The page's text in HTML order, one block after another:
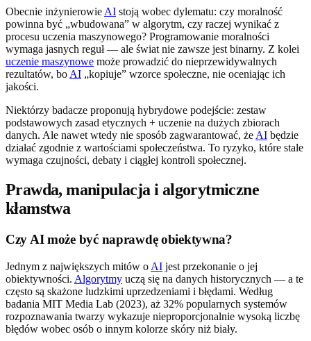
Obecnie inżynierowie AI stoją wobec dylematu: czy moralność
powinna być „wbudowana” w algorytm, czy raczej wynikać z
procesu uczenia maszynowego? Programowanie moralności
wymaga jasnych reguł — ale świat nie zawsze jest binarny. Z kolei
uczenie maszynowe może prowadzić do nieprzewidywalnych
rezultatów, bo AI „kopiuje” wzorce społeczne, nie oceniając ich
jakości.
Niektórzy badacze proponują hybrydowe podejście: zestaw
podstawowych zasad etycznych + uczenie na dużych zbiorach
danych. Ale nawet wtedy nie sposób zagwarantować, że AI będzie
działać zgodnie z wartościami społeczeństwa. To ryzyko, które stale
wymaga czujności, debaty i ciągłej kontroli społecznej.
Prawda, manipulacja i algorytmiczne
kłamstwa
Czy AI może być naprawdę obiektywna?
Jednym z największych mitów o AI jest przekonanie o jej
obiektywności. Algorytmy uczą się na danych historycznych — a te
często są skażone ludzkimi uprzedzeniami i błędami. Według
badania MIT Media Lab (2023), aż 32% popularnych systemów
rozpoznawania twarzy wykazuje nieproporcjonalnie wysoką liczbę
błędów wobec osób o innym kolorze skóry niż biały.